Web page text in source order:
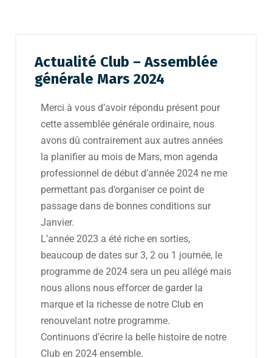
Actualité Club – Assemblée
générale Mars 2024
Merci à vous d’avoir répondu présent pour
cette assemblée générale ordinaire, nous
avons dû contrairement aux autres années
la planifier au mois de Mars, mon agenda
professionnel de début d’année 2024 ne me
permettant pas d’organiser ce point de
passage dans de bonnes conditions sur
Janvier.
L’année 2023 a été riche en sorties,
beaucoup de dates sur 3, 2 ou 1 journée, le
programme de 2024 sera un peu allégé mais
nous allons nous efforcer de garder la
marque et la richesse de notre Club en
renouvelant notre programme.
Continuons d’écrire la belle histoire de notre
Club en 2024 ensemble.